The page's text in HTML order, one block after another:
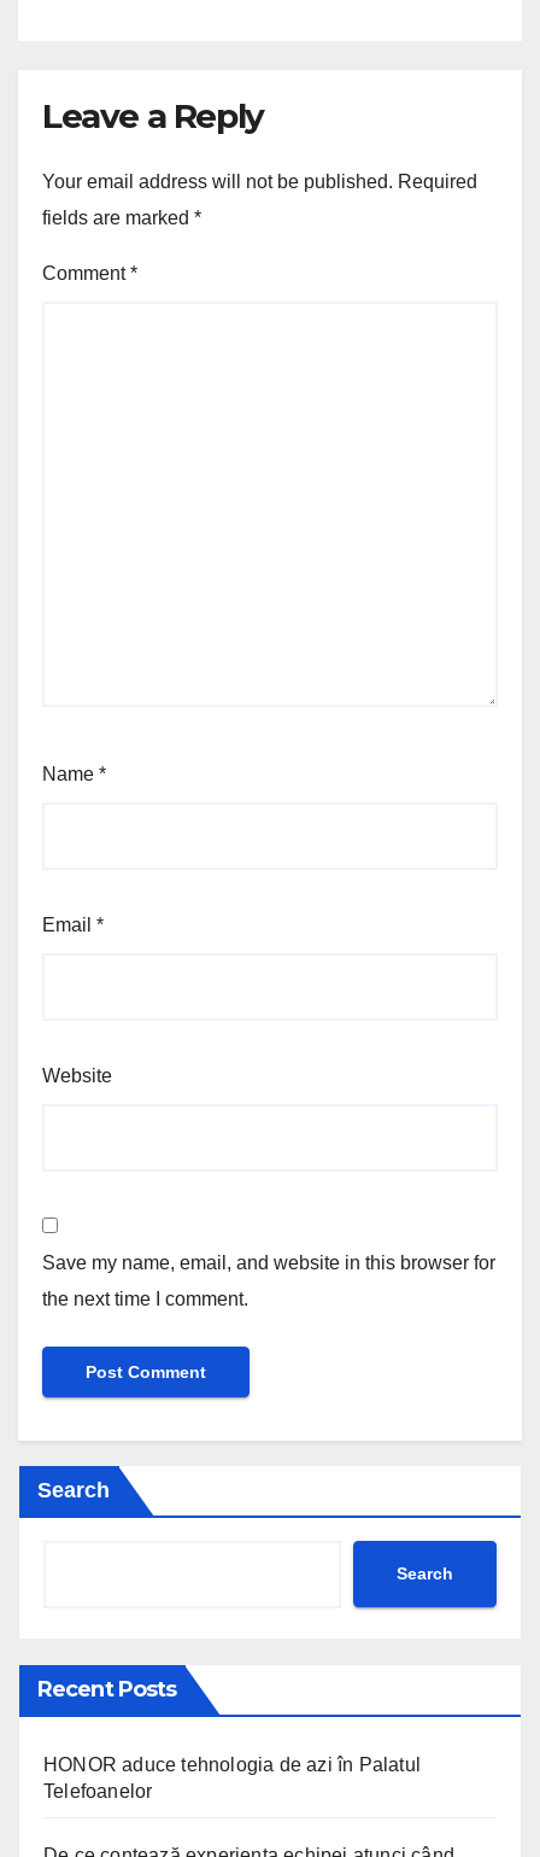
Leave a Reply
Your email address will not be published. Required
fields are marked *
Comment*
Name *
Email *
Website
Save my name, email, and website in this browser for
the next time I comment.
Search
Search
Recent Posts
HONOR aduce tehnologia de azi în Palatul
Telefoanelor